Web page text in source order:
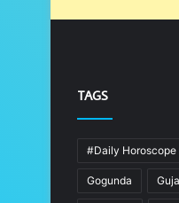
TAGS
#Daily Horoscope
Gogunda